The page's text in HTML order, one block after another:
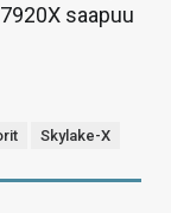
saapuu
Skylake-X